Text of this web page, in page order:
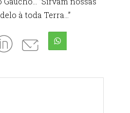
à toda Terra…”